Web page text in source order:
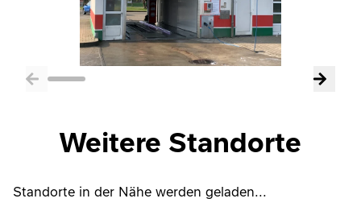
Weitere Standorte
Standorte in der Nähe werden geladen...